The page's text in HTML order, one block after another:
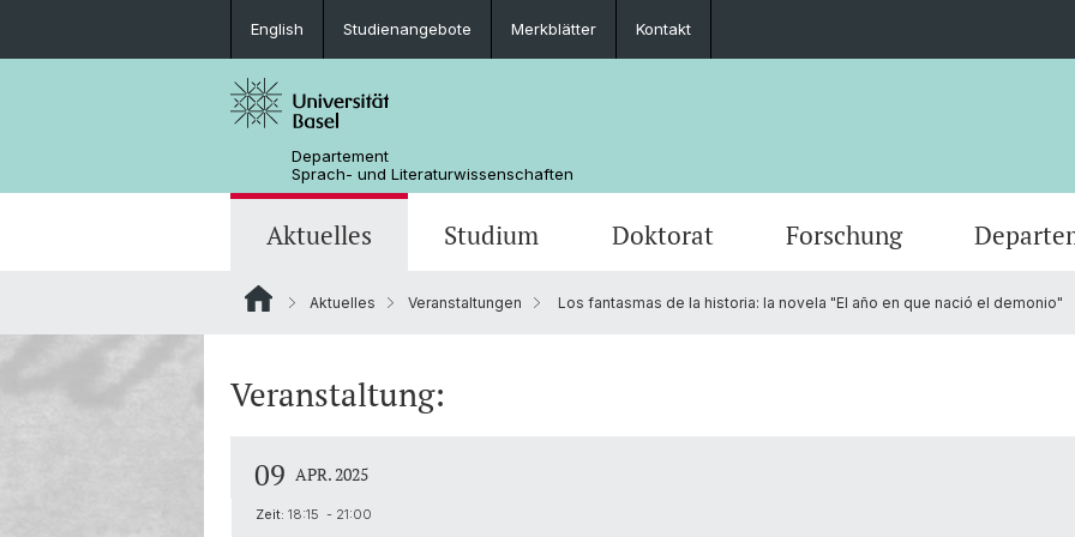
English Studienangebote Merkblätter Kontakt
Departement
Sprach- und Literaturwissenschaften
Aktuelles
Offene Stellen
Studium
MSG Literaturwissenschaft
Doktorat Forschung
Departementsverwaltung
Aktuelles Veranstaltungen Los fantasmas de la historia: la novela "El año en que nació el demonio"
Veranstaltung:
09 APR. 2025
Zeit: 18:15 - 21:00